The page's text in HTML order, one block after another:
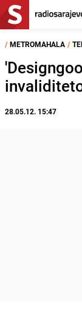
/ METROMAHALA /
28.05.12. 15:47